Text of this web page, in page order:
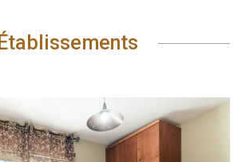
Établissements